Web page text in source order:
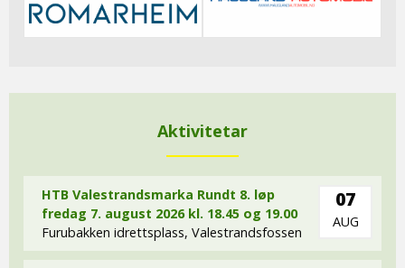
Aktivitetar
HTB Valestrandsmarka Rundt 8. løp
fredag 7. august 2026 kl. 18.45 og 19.00
Furubakken idrettsplass, Valestrandsfossen
07
AUG